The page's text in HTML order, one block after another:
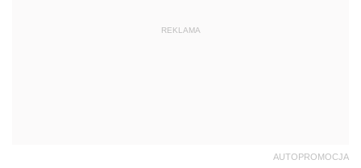
REKLAMA
AUTOPROMOCJA